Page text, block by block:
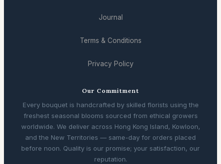
Journal
Terms & Conditions
Privacy Policy
Our Commitment
Every bouquet is handcrafted by skilled florists using the
freshest seasonal blooms sourced from ethical growers
worldwide. We deliver across Hong Kong Island, Kowloon,
and the New Territories — same-day for orders placed
before noon. Quality is our promise; your satisfaction, our
reputation.